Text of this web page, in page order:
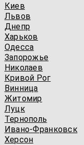
Киев
Львов
Днепр
Харьков
Одесcа
Запорожье
Николаев
Кривой Рог
Винница
Житомир
Луцк
Тернополь
Ивано-Франковск
Херсон